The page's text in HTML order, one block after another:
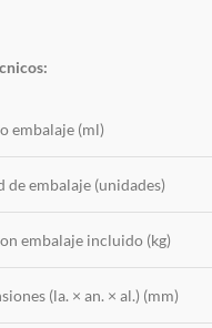
embalaje (ml)
de embalaje (unidades)
embalaje incluido (kg)
(la. × an. × al.) (mm)